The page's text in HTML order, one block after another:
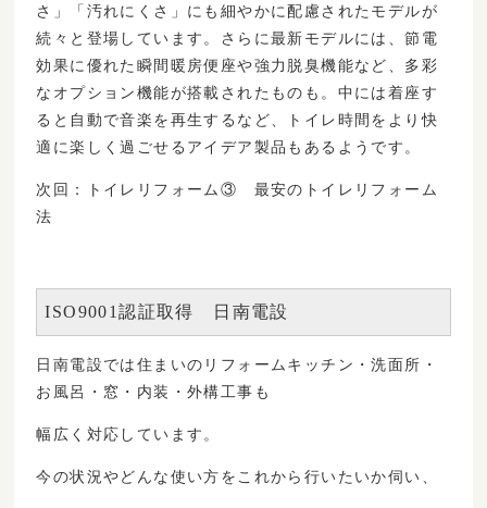
さ」「汚れにくさ」にも細やかに配慮されたモデルが
続々と登場しています。さらに最新モデルには、節電
効果に優れた瞬間暖房便座や強力脱臭機能など、多彩
なオプション機能が搭載されたものも。中には着座す
ると自動で音楽を再生するなど、トイレ時間をより快
適に楽しく過ごせるアイデア製品もあるようです。
次回：トイレリフォーム③ 最安のトイレリフォーム
法
ISO9001認証取得　日南電設
日南電設では 住まいのリフォームキッチン・洗面所・
お風呂・窓・内装・外構工事も
幅広く対応 しています。
今の状況やどんな使い方をこれから行いたいか伺い、